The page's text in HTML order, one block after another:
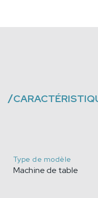
/
Type de modèle
Machine de table